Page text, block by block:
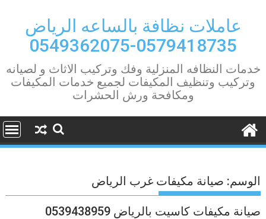
contentعاملات نظافة بالساعه الرياض
0579418735-0549362075
خدمات النظافه المنزلية وفك وتركيب الاثاث و لصيانه
وتركيب وتنظيف المكيفات لجميع خدمات المكيفات
ومكافحة ورش الحشرات
الوسم: صيانة مكيفات غرب الرياض
صيانة مكيفات كاسيت بالرياض 0539438959